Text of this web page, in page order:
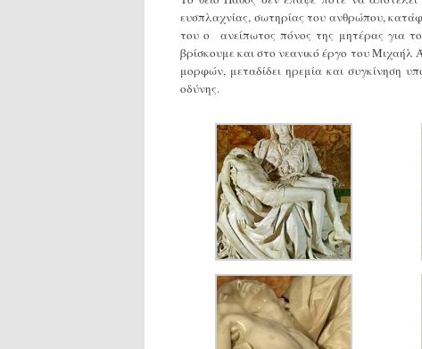
ευσπλαχνίας, σωτηρίας του ανθρώπου,
του ο ανείπωτος πόνος της μητέρας για
βρίσκουμε και στο νεανικό έργο του
μορφών, μεταδίδει ηρεμία και συγκίνηση
οδύνης.